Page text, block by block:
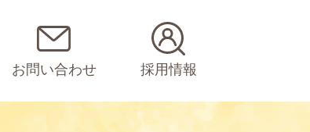
お問い合わせ 採用情報